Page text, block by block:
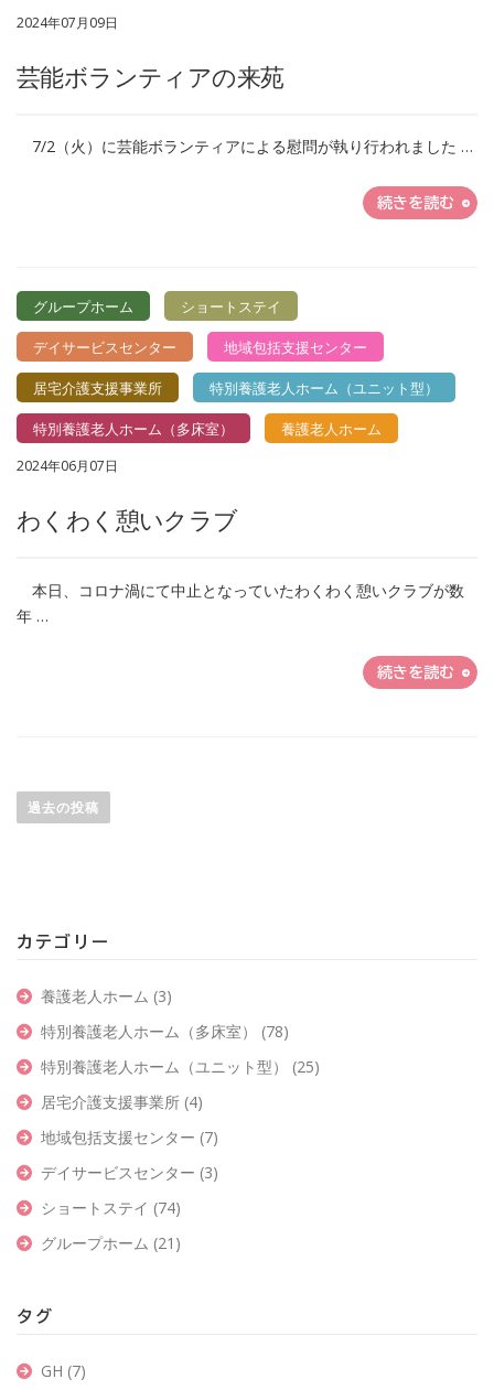
2024年07月09日
芸能ボランティアの来苑
7/2（火）に芸能ボランティアによる慰問が執り行われました …
続きを読む
グループホーム ショートステイ
デイサービスセンター 地域包括支援センター
居宅介護支援事業所 特別養護老人ホーム（ユニット型）
特別養護老人ホーム（多床室） 養護老人ホーム
2024年06月07日
わくわく憩いクラブ
本日、コロナ渦にて中止となっていたわくわく憩いクラブが数
年 …
続きを読む
過去の投稿
カテゴリー
養護老人ホーム (3)
特別養護老人ホーム（多床室） (78)
特別養護老人ホーム（ユニット型） (25)
居宅介護支援事業所 (4)
地域包括支援センター (7)
デイサービスセンター (3)
ショートステイ (74)
グループホーム (21)
タグ
GH (7)